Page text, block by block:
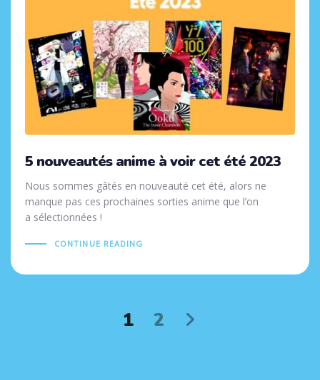
5 nouveautés anime à voir cet été 2023
Nous sommes gâtés en nouveauté cet été, alors ne
manque pas ces prochaines sorties anime que l’on
a sélectionnées !
CONTINUE READING
1 2